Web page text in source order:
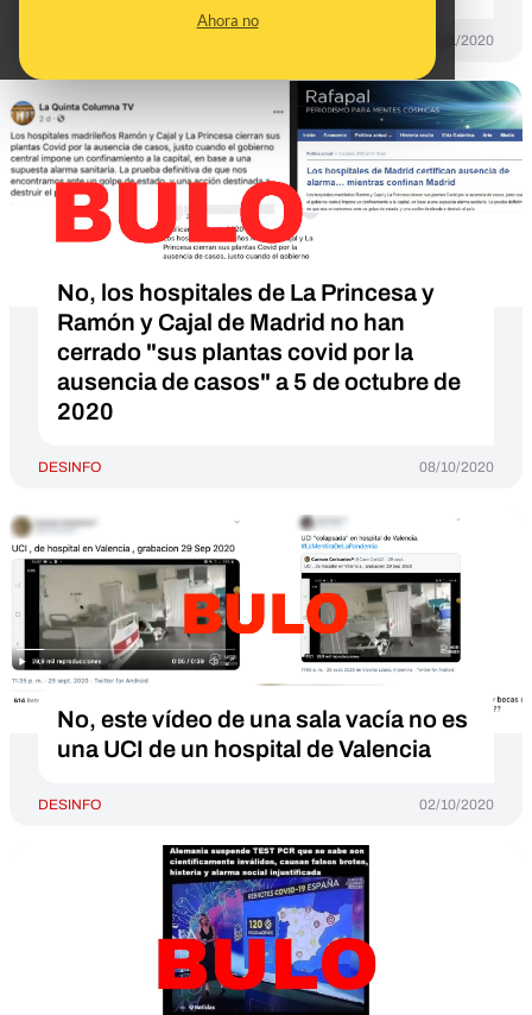
Ahora no
10/11/2020
No, los hospitales de La Princesa y
Ramón y Cajal de Madrid no han
cerrado "sus plantas covid por la
ausencia de casos" a 5 de octubre de
2020
DESINFO 08/10/2020
No, este vídeo de una sala vacía no es
una UCI de un hospital de Valencia
DESINFO 02/10/2020